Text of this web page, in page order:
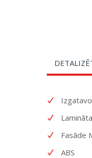
Fasāde
ABS